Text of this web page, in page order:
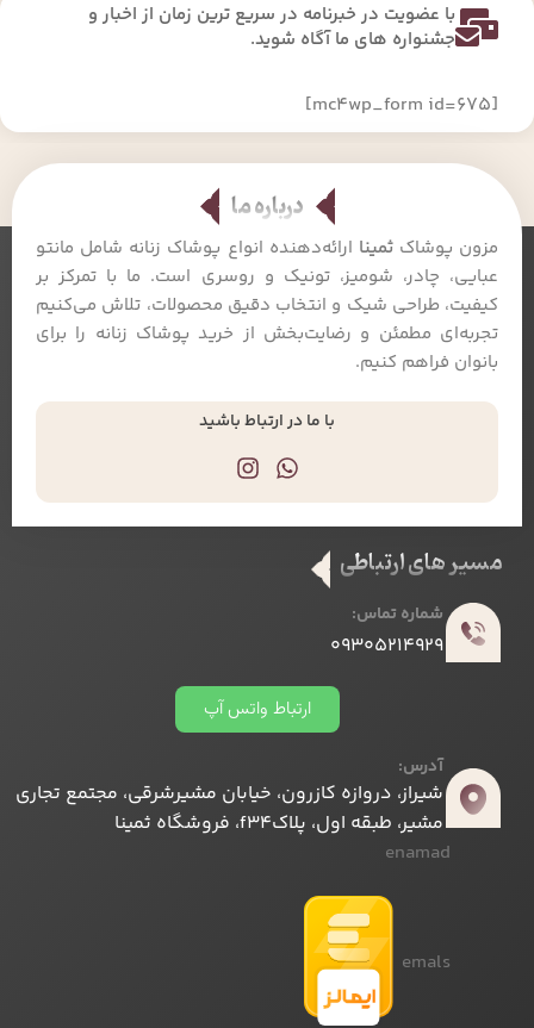
با عضویت در خبرنامه در سریع ترین زمان از اخبار و
جشنواره های ما آگاه شوید.
[mc4wp_form id=675]
درباره ما
مزون پوشاکثمینا ارائه‌دهنده انواع پوشاک زنانه شامل مانتو
عبایی، چادر، شومیز، تونیک و روسری است. ما با تمرکز بر
کیفیت، طراحی شیک و انتخاب دقیق محصولات، تلاش می‌کنیم
تجربه‌ای مطمئن و رضایت‌بخش از خرید پوشاک زنانه را برای
بانوان فراهم کنیم.
با ما در ارتباط باشید
مسیر های ارتباطی
شماره تماس:
09305214929
ارتباط واتس آپ
آدرس:
شیراز، دروازه کازرون، خیابان مشیرشرقی، مجتمع تجاری
مشیر، طبقه اول، پلاکf34، فروشگاه ثمینا
enamad
emals